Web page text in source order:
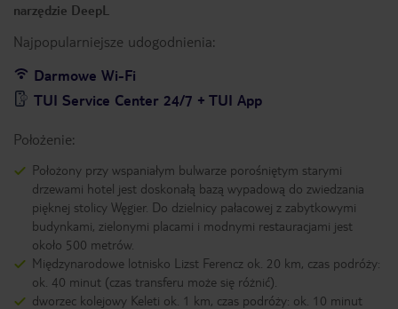
narzędzie DeepL
Najpopularniejsze udogodnienia:
Darmowe Wi-Fi
TUI Service Center 24/7 + TUI App
Położenie:
Położony przy wspaniałym bulwarze porośniętym starymi
drzewami hotel jest doskonałą bazą wypadową do zwiedzania
pięknej stolicy Węgier. Do dzielnicy pałacowej z zabytkowymi
budynkami, zielonymi placami i modnymi restauracjami jest
około 500 metrów.
Międzynarodowe lotnisko Lizst Ferencz ok. 20 km, czas podróży:
ok. 40 minut (czas transferu może się różnić).
dworzec kolejowy Keleti ok. 1 km, czas podróży: ok. 10 minut